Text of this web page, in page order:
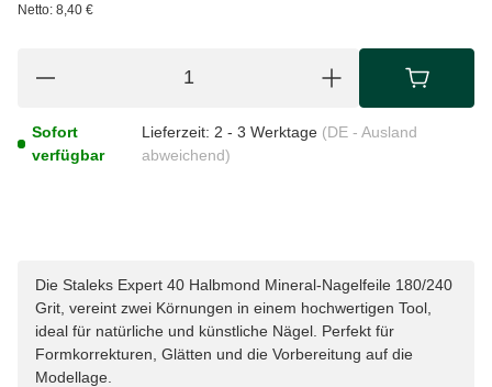
Netto: 8,40 €
Sofort
verfügbar
Lieferzeit: 2 - 3 Werktage (DE - Ausland
abweichend)
Die Staleks Expert 40 Halbmond Mineral-Nagelfeile 180/240
Grit, vereint zwei Körnungen in einem hochwertigen Tool,
ideal für natürliche und künstliche Nägel. Perfekt für
Formkorrekturen, Glätten und die Vorbereitung auf die
Modellage.